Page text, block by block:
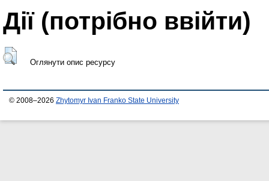
Дії ​​(потрібно ввійти)
Оглянути опис ресурсу
© 2008–2026 Zhytomyr Ivan Franko State University